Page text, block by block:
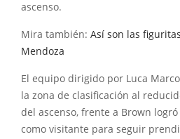
ascenso.
Mira también: Así son las
Mendoza
El equipo dirigido por Luca
la zona de clasificación al
del ascenso, frente a Brown
como visitante para seguir